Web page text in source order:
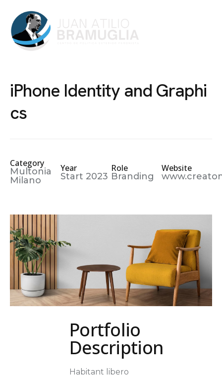
iPhone Identity and Graphi
cs
Category
Multonia
Milano
Year
Start 2023
Role
Branding
Website
Portfolio
Description
Habitant libero